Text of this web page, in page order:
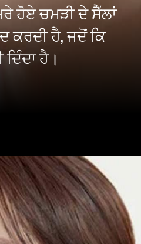
ਹੋਏ ਚਮੜੀ ਦੇ ਸੈੱਲਾਂ
ਕਰਦੀ ਹੈ, ਜਦੋਂ ਕਿ
ਹੈ।